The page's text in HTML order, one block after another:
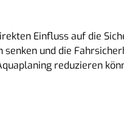
Einfluss auf die
und die
reduzieren